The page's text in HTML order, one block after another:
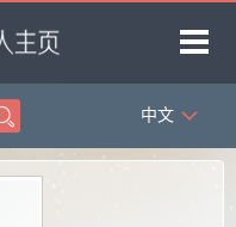
首页
中文